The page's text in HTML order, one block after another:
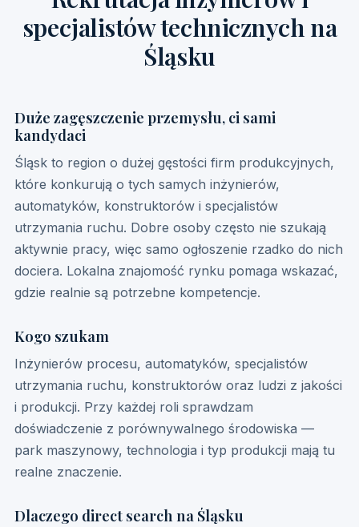
specjalistów technicznych na
Śląsku
Duże zagęszczenie przemysłu, ci sami
kandydaci
Śląsk to region o dużej gęstości firm produkcyjnych,
które konkurują o tych samych inżynierów,
automatyków, konstruktorów i specjalistów
utrzymania ruchu. Dobre osoby często nie szukają
aktywnie pracy, więc samo ogłoszenie rzadko do nich
dociera. Lokalna znajomość rynku pomaga wskazać,
gdzie realnie są potrzebne kompetencje.
Kogo szukam
Inżynierów procesu, automatyków, specjalistów
utrzymania ruchu, konstruktorów oraz ludzi z jakości
i produkcji. Przy każdej roli sprawdzam
doświadczenie z porównywalnego środowiska —
park maszynowy, technologia i typ produkcji mają tu
realne znaczenie.
Dlaczego direct search na Śląsku